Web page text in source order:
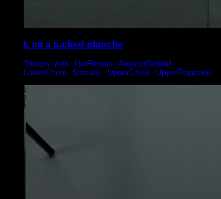
L sit a tucked planche
Triceps ∙ Abs ∙ HipFlexors ∙ AnteriorDeltoid ∙
LowerChest ∙ Serratus ∙ UpperChest ∙ UpperTrapezius